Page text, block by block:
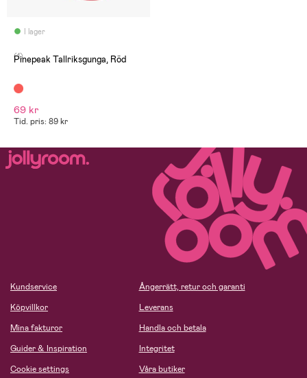
I lager
(1)
Pinepeak Tallriksgunga, Röd
69 kr
Tid. pris: 89 kr
Kundservice
Köpvillkor
Mina fakturor
Guider & Inspiration
Cookie settings
Ångerrätt, retur och garanti
Leverans
Handla och betala
Integritet
Våra butiker